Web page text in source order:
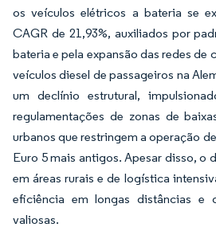
os veículos elétricos a bateria se
CAGR de 21,93%, auxiliados por
bateria e pela expansão das redes de
veículos diesel de passageiros na
um declínio estrutural,
regulamentações de zonas de
urbanos que restringem a operação
Euro 5 mais antigos. Apesar disso, o
em áreas rurais e de logística
eficiência em longas distâncias e
valiosas.